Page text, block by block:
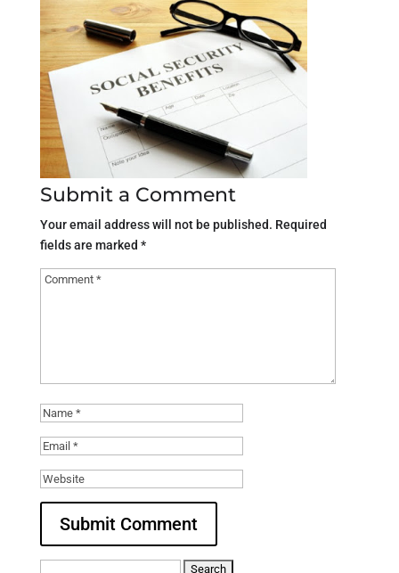
Submit a Comment
Your email address will not be published. Required
fields are marked *